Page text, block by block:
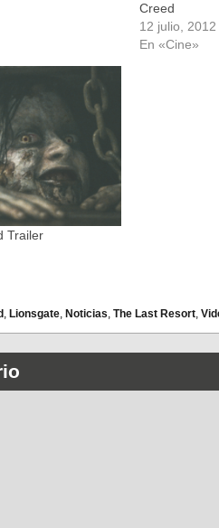
Creed
12 julio, 2012
En «Cine»
Trailer
, Lionsgate, Noticias, The Last Resort,